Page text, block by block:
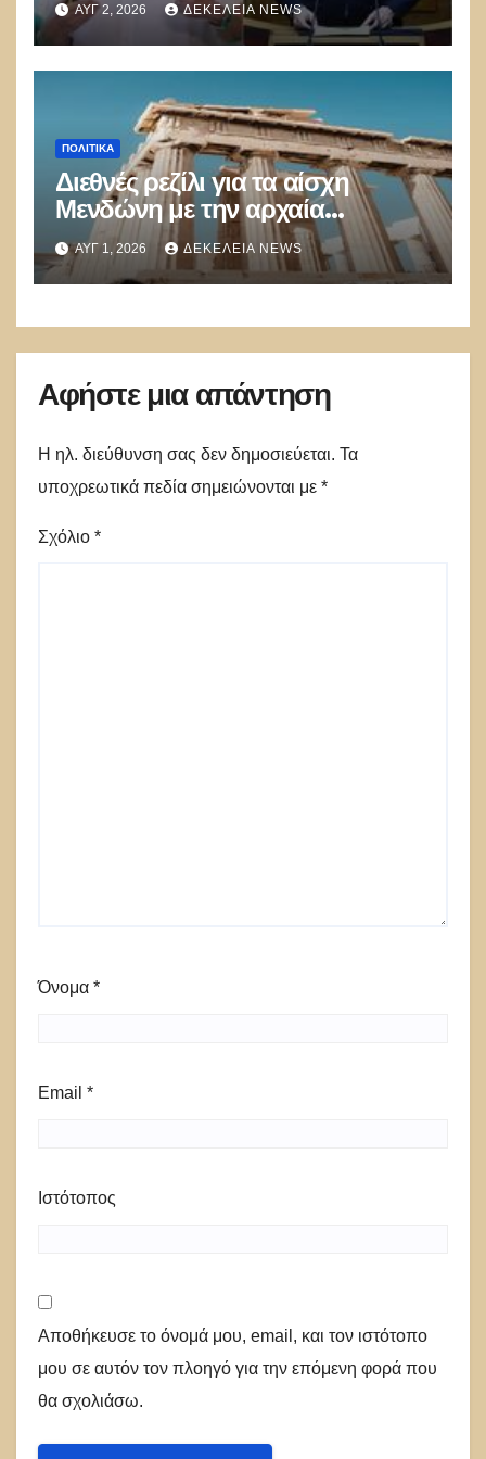
Α.Διαμαντοπούλου και
Μ.Χριστοδουλάκης την
διαψεύδουν
ΑΥΓ 2, 2026 ΔΕΚΈΛΕΙΑ NEWS
ΠΟΛΙΤΙΚΑ
Διεθνές ρεζίλι για τα αίσχη
Μενδώνη με την αρχαία
κληρονομιά
ΑΥΓ 1, 2026 ΔΕΚΈΛΕΙΑ NEWS
Αφήστε μια απάντηση
Η ηλ. διεύθυνση σας δεν δημοσιεύεται. Τα
υποχρεωτικά πεδία σημειώνονται με *
Σχόλιο *
Όνομα *
Email *
Ιστότοπος
Αποθήκευσε το όνομά μου, email, και τον ιστότοπο
μου σε αυτόν τον πλοηγό για την επόμενη φορά που
θα σχολιάσω.